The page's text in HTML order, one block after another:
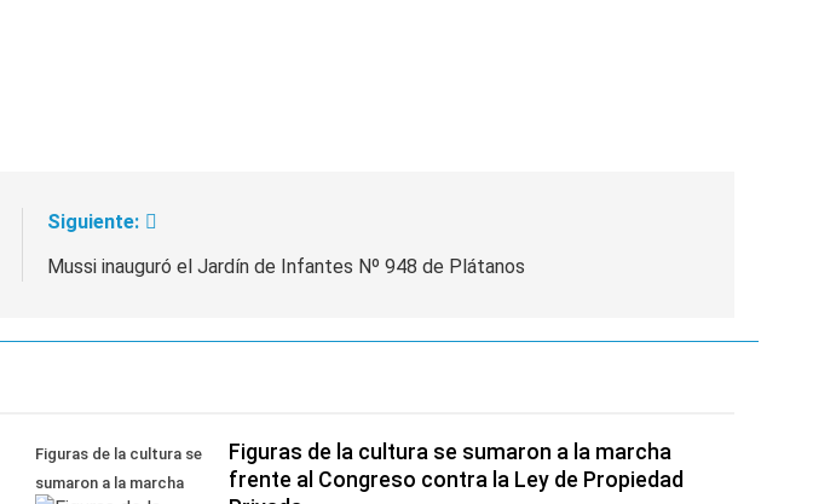
Siguiente:
Mussi inauguró el Jardín de Infantes Nº 948 de Plátanos
Figuras de la cultura se
sumaron a la marcha
Figuras de la cultura se sumaron a la marcha
frente al Congreso contra la Ley de Propiedad